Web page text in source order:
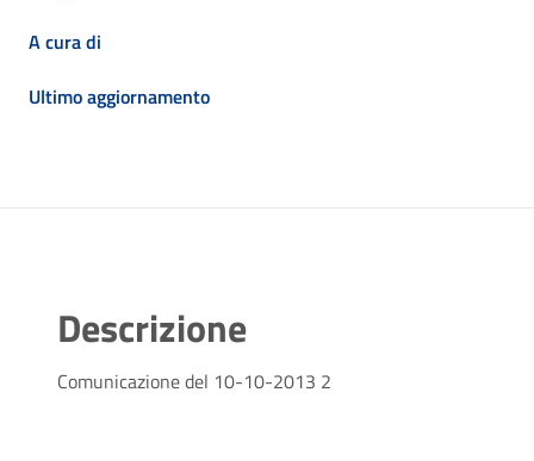
A cura di
Ultimo aggiornamento
Descrizione
Comunicazione del 10-10-2013 2